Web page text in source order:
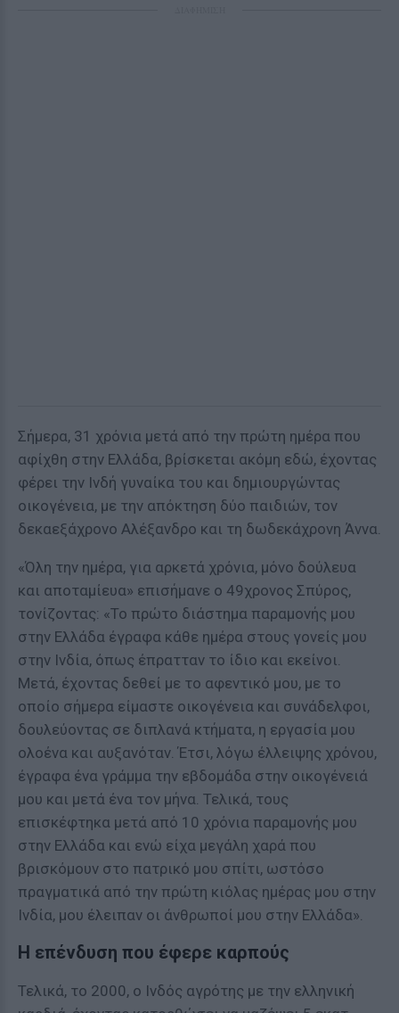
Σήμερα, 31 χρόνια μετά από την πρώτη ημέρα που
αφίχθη στην Ελλάδα, βρίσκεται ακόμη εδώ, έχοντας
φέρει την Ινδή γυναίκα του και δημιουργώντας
οικογένεια, με την απόκτηση δύο παιδιών, τον
δεκαεξάχρονο Αλέξανδρο και τη δωδεκάχρονη Άννα.
«Όλη την ημέρα, για αρκετά χρόνια, μόνο δούλευα
και αποταμίευα» επισήμανε ο 49χρονος Σπύρος,
τονίζοντας: «Το πρώτο διάστημα παραμονής μου
στην Ελλάδα έγραφα κάθε ημέρα στους γονείς μου
στην Ινδία, όπως έπρατταν το ίδιο και εκείνοι.
Μετά, έχοντας δεθεί με το αφεντικό μου, με το
οποίο σήμερα είμαστε οικογένεια και συνάδελφοι,
δουλεύοντας σε διπλανά κτήματα, η εργασία μου
ολοένα και αυξανόταν. Έτσι, λόγω έλλειψης χρόνου,
έγραφα ένα γράμμα την εβδομάδα στην οικογένειά
μου και μετά ένα τον μήνα. Τελικά, τους
επισκέφτηκα μετά από 10 χρόνια παραμονής μου
στην Ελλάδα και ενώ είχα μεγάλη χαρά που
βρισκόμουν στο πατρικό μου σπίτι, ωστόσο
πραγματικά από την πρώτη κιόλας ημέρας μου στην
Ινδία, μου έλειπαν οι άνθρωποί μου στην Ελλάδα».
Η επένδυση που έφερε καρπούς
Τελικά, το 2000, ο Ινδός αγρότης με την ελληνική